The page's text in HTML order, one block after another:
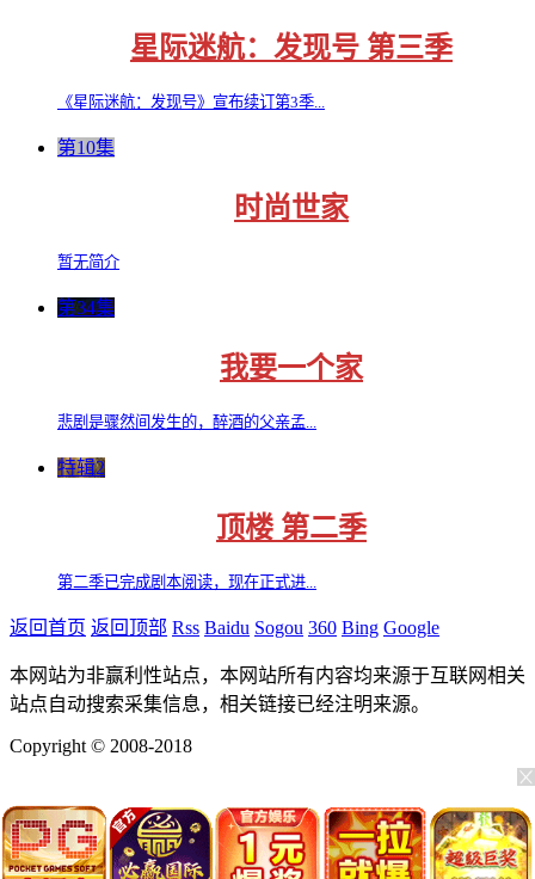
星际迷航：发现号 第三季
《星际迷航：发现号》宣布续订第3季...
第10集
时尚世家
暂无简介
第34集
我要一个家
悲剧是骤然间发生的，醉酒的父亲孟...
特辑2
顶楼 第二季
第二季已完成剧本阅读，现在正式进...
返回首页 返回顶部 Rss Baidu Sogou 360 Bing Google
本网站为非赢利性站点，本网站所有内容均来源于互联网相关
站点自动搜索采集信息，相关链接已经注明来源。
Copyright © 2008-2018